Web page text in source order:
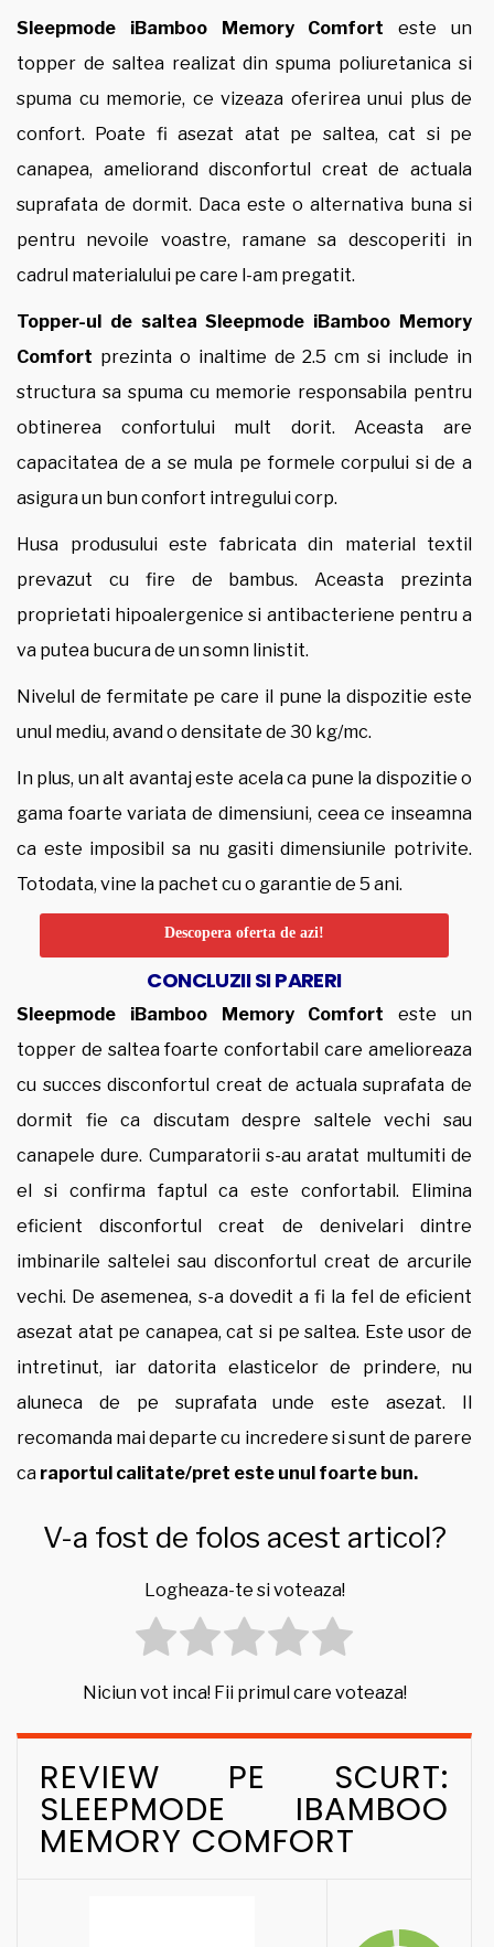
Sleepmode iBamboo Memory Comforteste un
topper de saltea realizat din spuma poliuretanica si
spuma cu memorie, ce vizeaza oferirea unui plus de
confort. Poate fi asezat atat pe saltea, cat si pe
canapea, ameliorand disconfortul creat de actuala
suprafata de dormit. Daca este o alternativa buna si
pentru nevoile voastre, ramane sa descoperiti in
cadrul materialului pe care l-am pregatit.
Topper-ul de saltea Sleepmode iBamboo Memory
Comfort prezinta o inaltime de 2.5 cm si include in
structura sa spuma cu memorie responsabila pentru
obtinerea confortului mult dorit. Aceasta are
capacitatea de a se mula pe formele corpului si de a
asigura un bun confort intregului corp.
Husa produsului este fabricata din material textil
prevazut cu fire de bambus. Aceasta prezinta
proprietati hipoalergenice si antibacteriene pentru a
va putea bucura de un somn linistit.
Nivelul de fermitate pe care il pune la dispozitie este
unul mediu, avand o densitate de 30 kg/mc.
In plus, un alt avantaj este acela ca pune la dispozitie o
gama foarte variata de dimensiuni, ceea ce inseamna
ca este imposibil sa nu gasiti dimensiunile potrivite.
Totodata, vine la pachet cu o garantie de 5 ani.
Descopera oferta de azi!
CONCLUZII SI PARERI
Sleepmode iBamboo Memory Comforteste un
topper de saltea foarte confortabil care amelioreaza
cu succes disconfortul creat de actuala suprafata de
dormit fie ca discutam despre saltele vechi sau
canapele dure. Cumparatorii s-au aratat multumiti de
el si confirma faptul ca este confortabil. Elimina
eficient disconfortul creat de denivelari dintre
imbinarile saltelei sau disconfortul creat de arcurile
vechi. De asemenea, s-a dovedit a fi la fel de eficient
asezat atat pe canapea, cat si pe saltea. Este usor de
intretinut, iar datorita elasticelor de prindere, nu
aluneca de pe suprafata unde este asezat. Il
recomanda mai departe cu incredere si sunt de parere
ca raportul calitate/pret este unul foarte bun.
V-a fost de folos acest articol?
Logheaza-te si voteaza!
Niciun vot inca! Fii primul care voteaza!
REVIEW PE SCURT:
SLEEPMODE IBAMBOO
MEMORY COMFORT